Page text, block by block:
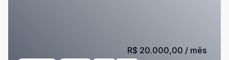
R$ 20.000,00 / mês